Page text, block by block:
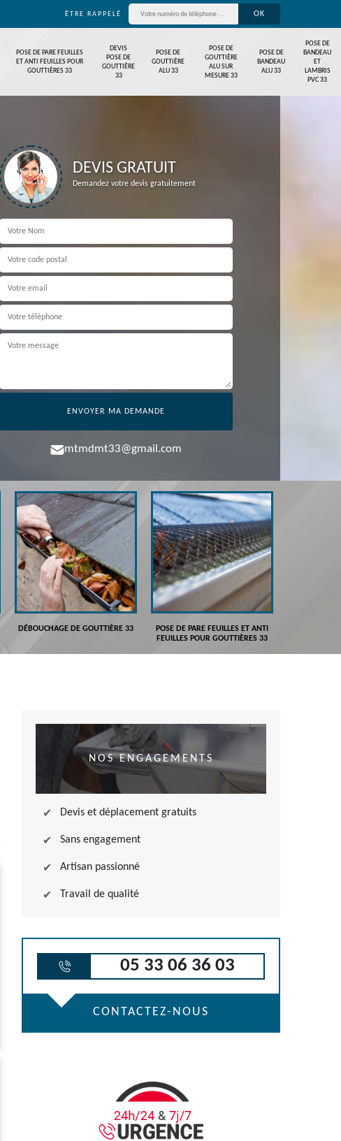
ÊTRE RAPPELÉ
POSE DE PARE FEUILLES
ET ANTI FEUILLES POUR
GOUTTIÈRES 33
DEVIS
POSE DE
GOUTTIÈRE
33
POSE DE
GOUTTIÈRE
ALU 33
POSE DE
GOUTTIÈRE
ALU SUR
MESURE 33
POSE DE
BANDEAU
ALU 33
POSE DE
BANDEAU
ET
LAMBRIS
PVC 33
DEVIS GRATUIT
Demandez votre devis gratuitement
mtmdmt33@gmail.com
DÉBOUCHAGE DE GOUTTIÈRE 33
POSE DE PARE FEUILLES ET ANTI
FEUILLES POUR GOUTTIÈRES 33
NOS ENGAGEMENTS
Devis et déplacement gratuits
Sans engagement
Artisan passionné
Travail de qualité
05 33 06 36 03
CONTACTEZ-NOUS